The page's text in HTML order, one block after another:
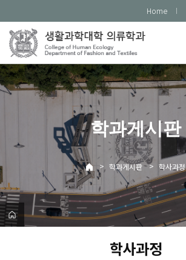
로
메
뉴
Home
학과게시판
> 학과게시판 > 학사과정
학사과정